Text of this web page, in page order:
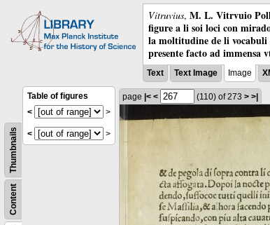
Vitruvius, M. L. Vitrvuio
figure a li soi loci con
la moltitudine de li
presente facto ad immensa
Text Text Image Image
Content
Thumbnails
Table of figures
<
>
< >
page |< < (110) of 273 > >|